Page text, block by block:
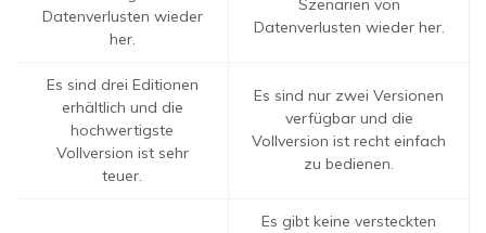
Datenverlusten wieder
her.
Szenarien von
Datenverlusten wieder her.
Es sind drei Editionen
erhältlich und die
hochwertigste
Vollversion ist sehr
teuer.
Es sind nur zwei Versionen
verfügbar und die
Vollversion ist recht einfach
zu bedienen.
Es gibt keine versteckten